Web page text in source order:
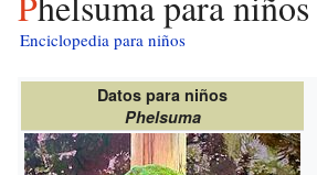
Enciclopedia para niños
Datos para niños
Phelsuma